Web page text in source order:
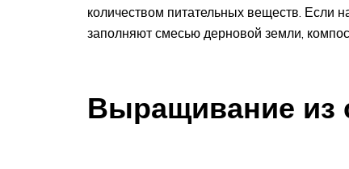
количеством питательных веществ. Если
заполняют смесью дерновой земли,
Выращивание из